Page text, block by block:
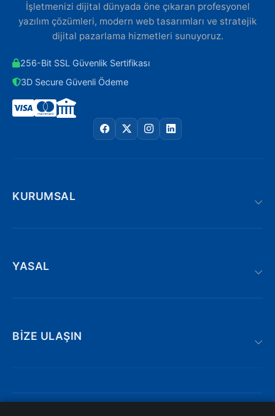
İşletmenizi dijital dünyada öne çıkaran profesyonel
yazılım çözümleri, modern web tasarımları ve stratejik
dijital pazarlama hizmetleri sunuyoruz.
256-Bit SSL Güvenlik Sertifikası
3D Secure Güvenli Ödeme
KURUMSAL
YASAL
BIZE ULAŞIN